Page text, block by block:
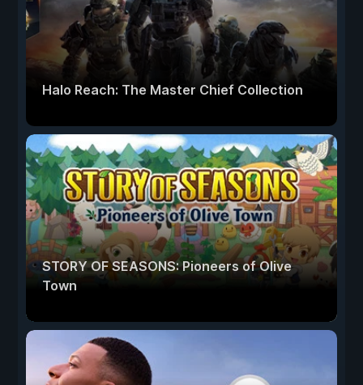
Halo Reach: The Master Chief Collection
STORY OF SEASONS: Pioneers of Olive
Town